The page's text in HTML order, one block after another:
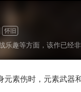
怀旧
趣等方面，该作已经非
素伤时，元素武器